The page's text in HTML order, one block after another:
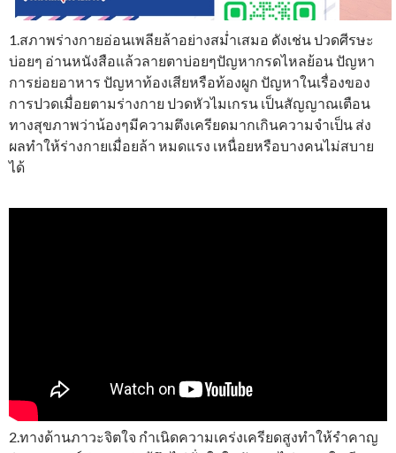
1.สภาพร่างกายอ่อนเพลียล้าอย่างสม่ำเสมอ ดังเช่น ปวดศีรษะ
บ่อยๆ อ่านหนังสือแล้วลายตาบ่อยๆปัญหากรดไหลย้อน ปัญหา
การย่อยอาหาร ปัญหาท้องเสียหรือท้องผูก ปัญหาในเรื่องของ
การปวดเมื่อยตามร่างกาย ปวดหัวไมเกรน เป็นสัญญาณเตือน
ทางสุขภาพว่าน้องๆมีความตึงเครียดมากเกินความจำเป็น ส่ง
ผลทำให้ร่างกายเมื่อยล้า หมดแรง เหนื่อยหรือบางคนไม่สบาย
ได้
2.ทางด้านภาวะจิตใจ กำเนิดความเคร่งเครียดสูงทำให้รำคาญ